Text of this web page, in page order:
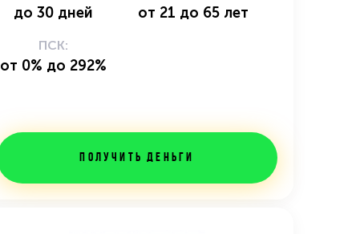
до 30 дней от 21 до 65 лет
ПСК:
от 0% до 292%
Получить деньги